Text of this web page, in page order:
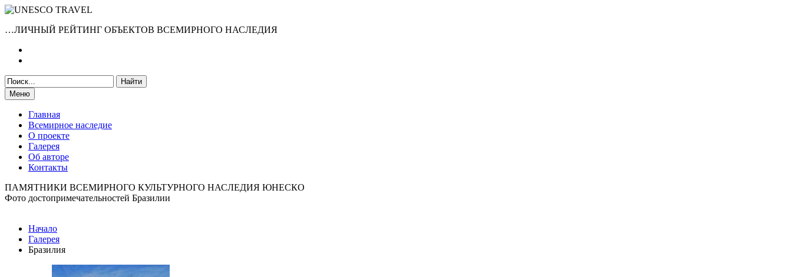
…ЛИЧНЫЙ РЕЙТИНГ ОБЪЕКТОВ ВСЕМИРНОГО НАСЛЕДИЯ
Меню
Главная
Всемирное наследие
О проекте
Галерея
Об авторе
Контакты
ПАМЯТНИКИ ВСЕМИРНОГО КУЛЬТУРНОГО НАСЛЕДИЯ ЮНЕСКО
Фото достопримечательностей Бразилии
Начало
Галерея
Бразилия